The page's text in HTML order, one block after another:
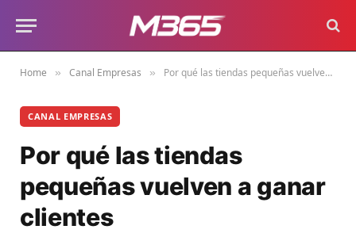
Home » Canal Empresas » Por qué las tiendas pequeñas vuelven a ganar clientes
CANAL EMPRESAS
Por qué las tiendas
pequeñas vuelven a ganar
clientes